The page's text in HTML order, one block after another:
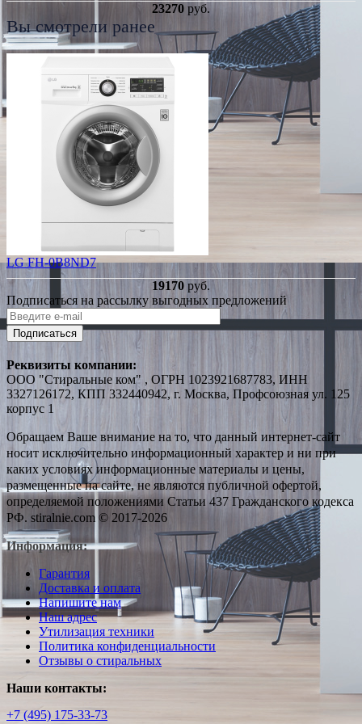
23270 руб.
Вы смотрели ранее
LG FH-0B8ND7
19170 руб.
Подписаться на рассылку выгодных предложений
Подписаться
Реквизиты компании:
ООО "Стиральные ком" , ОГРН 1023921687783, ИНН
3327126172, КПП 332440942, г. Москва, Профсоюзная ул. 125
корпус 1
Обращаем Ваше внимание на то, что данный интернет-сайт
носит исключительно информационный характер и ни при
каких условиях информационные материалы и цены,
размещенные на сайте, не являются публичной офертой,
определяемой положениями Статьи 437 Гражданского кодекса
РФ. stiralnie.com © 2017-2026
Информация:
Гарантия
Доставка и оплата
Напишите нам
Наш адрес
Утилизация техники
Политика конфиденциальности
Отзывы о стиральных
Наши контакты:
+7 (495) 175-33-73